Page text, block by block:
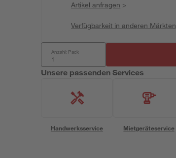
Artikel anfragen >
Verfügbarkeit in anderen Märkten
Anzahl: Pack
Unsere passenden Services
Handwerksservice Mietgeräteservice